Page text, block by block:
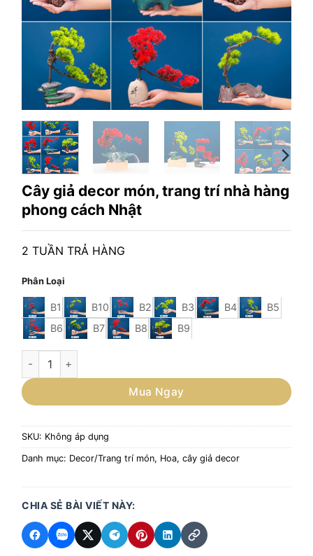
Cây giả decor món, trang trí nhà hàng
phong cách Nhật
2 TUẦN TRẢ HÀNG
Phân Loại
B1 B10 B2 B3 B4
B5
B6
B7 B8 B9
Cây giả decor món, trang trí nhà hàng phong cách Nhật số
Mua Ngay
SKU: Không áp dụng
Danh mục: Decor/Trang trí món, Hoa, cây giả decor
CHIA SẺ BÀI VIẾT NÀY: